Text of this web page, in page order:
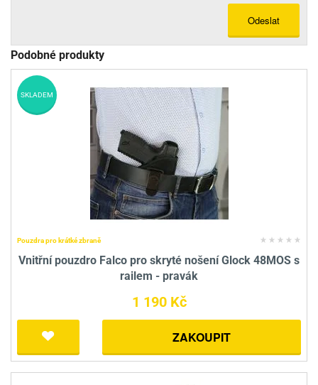
Odeslat
Podobné produkty
Pouzdra pro krátké zbraně
Vnitřní pouzdro Falco pro skryté nošení Glock 48MOS s
railem - pravák
1 190 Kč
ZAKOUPIT
SKLADEM